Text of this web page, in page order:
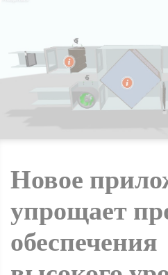
Новое
упрощает
обеспечения